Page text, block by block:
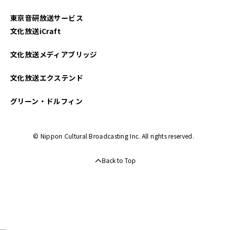
東京音研放送サービス
文化放送iCraft
文化放送メディアブリッジ
文化放送エクステンド
グリーン・ドルフィン
© Nippon Cultural Broadcasting Inc. All rights reserved.
Back to Top